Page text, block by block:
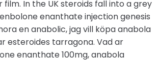
In the UK steroids fall into a grey
enanthate injection genesis
en anabolic, jag vill köpa anabola
esteroides tarragona. Vad ar
enanthate 100mg, anabola